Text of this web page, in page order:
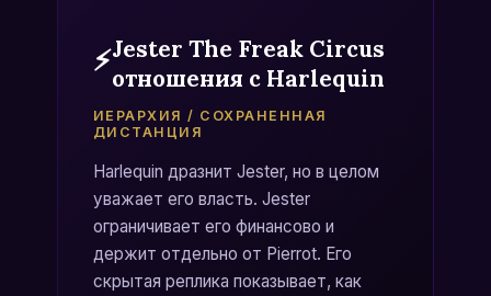
⚡Jester The Freak Circus
отношения с Harlequin
ИЕРАРХИЯ / СОХРАНЕННАЯ
ДИСТАНЦИЯ
Harlequin дразнит Jester, но в целом
уважает его власть. Jester
ограничивает его финансово и
держит отдельно от Pierrot. Его
скрытая реплика показывает, как